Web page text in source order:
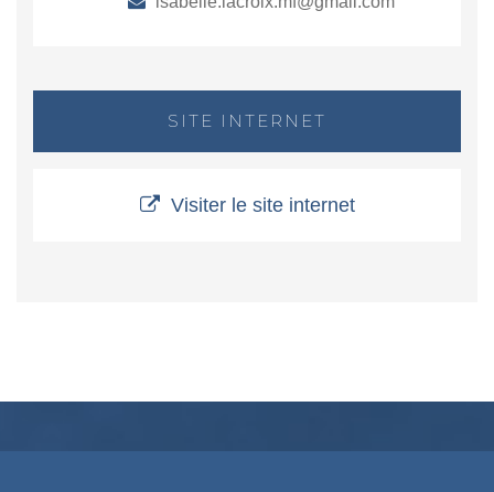
SITE INTERNET
Visiter le site internet